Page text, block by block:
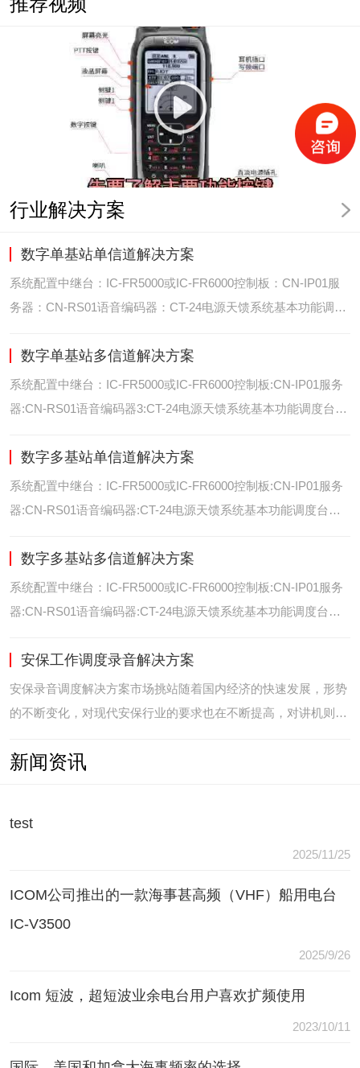
行业解决方案
数字单基站单信道解决方案
系统配置中继台：IC-FR5000或IC-FR6000控制板：CN-IP01服
务器：CN-RS01语音编码器：CT-24电源天馈系统基本功能调度
位/室内定位艾可慕数字电台具备GPS数据上传功能。而GPS定
位功能是艾可慕数字系统的标
数字单基站多信道解决方案
系统配置中继台：IC-FR5000或IC-FR6000控制板:CN-IP01服务
器:CN-RS01语音编码器3:CT-24电源天馈系统基本功能调度台录
室内定位艾可慕数字电台具备GPS数据上传功能。而GPS定位功
能是艾可慕数字系统的
数字多基站单信道解决方案
系统配置中继台：IC-FR5000或IC-FR6000控制板:CN-IP01服务
器:CN-RS01语音编码器:CT-24电源天馈系统基本功能调度台录
通过IP网络互联，通过成熟可靠的网络技术，艾可慕数字通讯将
延伸到世界的每一个角落。
数字多基站多信道解决方案
系统配置中继台：IC-FR5000或IC-FR6000控制板:CN-IP01服务
器:CN-RS01语音编码器:CT-24电源天馈系统基本功能调度台录
之间通过IP网络互联，通过成熟可靠的网络技术，艾可慕数字通
讯将延伸到世界的每一个角
安保工作调度录音解决方案
安保录音调度解决方案市场挑站随着国内经济的快速发展，形势
的不断变化，对现代安保行业的要求也在不断提高，对讲机则是
讯需要，常常会出现以下问题：（1）无可靠的报等多种保障手
新闻资讯
test
2025/11/25
ICOM公司推出的一款海事甚高频（VHF）船用电台
IC-V3500
2025/9/26
Icom 短波，超短波业余电台用户喜欢扩频使用
2023/10/11